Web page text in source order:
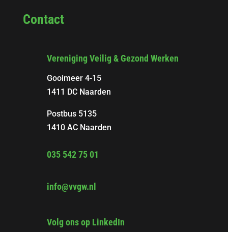
Contact
Vereniging Veilig & Gezond Werken
Gooimeer 4-15
1411 DC Naarden
Postbus 5135
1410 AC Naarden
035 542 75 01
info@vvgw.nl
Volg ons op LinkedIn